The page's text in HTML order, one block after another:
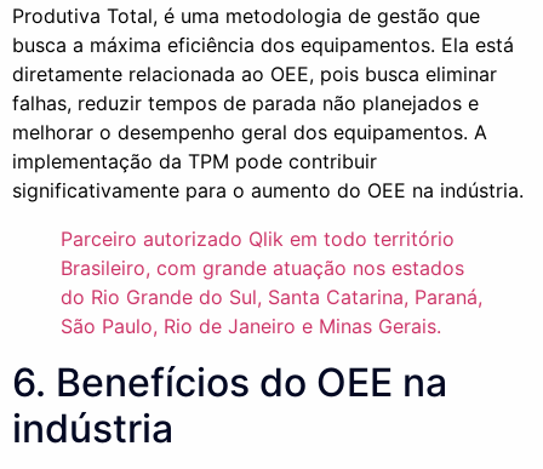
Produtiva Total, é uma metodologia de gestão que
busca a máxima eficiência dos equipamentos. Ela está
diretamente relacionada ao OEE, pois busca eliminar
falhas, reduzir tempos de parada não planejados e
melhorar o desempenho geral dos equipamentos. A
implementação da TPM pode contribuir
significativamente para o aumento do OEE na indústria.
Parceiro autorizado Qlik em todo território
Brasileiro, com grande atuação nos estados
do Rio Grande do Sul, Santa Catarina, Paraná,
São Paulo, Rio de Janeiro e Minas Gerais.
6. Benefícios do OEE na
indústria